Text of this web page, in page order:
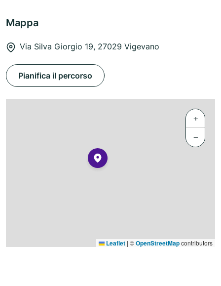
Mappa
Via Silva Giorgio 19, 27029 Vigevano
Pianifica il percorso
+
−
Leaflet | ©OpenStreetMapcontributors